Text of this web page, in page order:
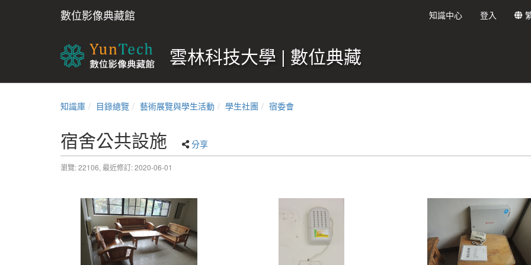
數位影像典藏館 知識中心 登入
雲林科技大學 | 數位典藏
知識庫 目錄總覽 藝術展覽與學生活動 學生社團 宿委會
宿舍公共設施 分享
瀏覽: 22106, 最近修訂: 2020-06-01